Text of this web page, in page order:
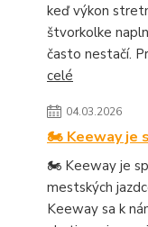
keď výkon
štvorkolke
často nestačí.
celé
04.03.2026
🏍️ Keeway je
🏍️ Keeway je
mestských
Keeway sa k